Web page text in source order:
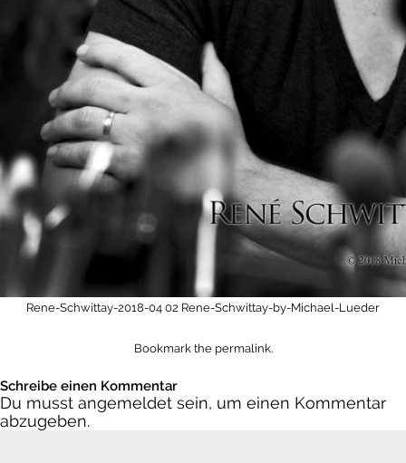
Rene-Schwittay-2018-04 02 Rene-Schwittay-by-Michael-Lueder
Bookmark the permalink.
Schreibe einen Kommentar
Du musst angemeldet sein, um einen Kommentar
abzugeben.